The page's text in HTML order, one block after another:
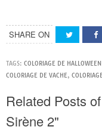
SHARE ON
TAGS: COLORIAGE DE
COLORIAGE DE VACHE,
Related Posts
Sirène 2"